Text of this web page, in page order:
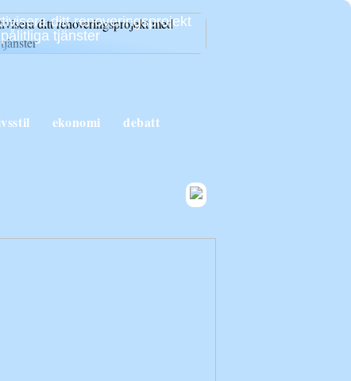
ditt renoveringsprojekt
tjänster
ekonomi debatt